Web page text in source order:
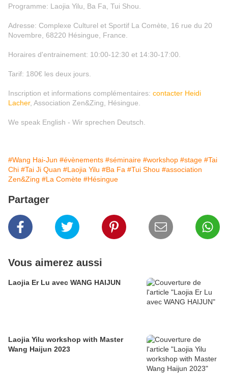
Programme: Laojia Yilu, Ba Fa, Tui Shou.
Adresse: Complexe Culturel et Sportif La Comète, 16 rue du 20
Novembre, 68220 Hésingue, France.
Horaires d'entrainement: 10:00-12:30 et 14:30-17:00.
Tarif: 180€ les deux jours.
Inscription et informations complémentaires: contacter Heidi
Lacher, Association Zen&Zing, Hésingue.
We speak English - Wir sprechen Deutsch.
#Wang Hai-Jun #évènements #séminaire #workshop #stage #Tai
Chi #Tai Ji Quan #Laojia Yilu #Ba Fa #Tui Shou #association
Zen&Zing #La Comète #Hésingue
Partager
Vous aimerez aussi
Laojia Er Lu avec WANG HAIJUN
Laojia Yilu workshop with Master
Wang Haijun 2023